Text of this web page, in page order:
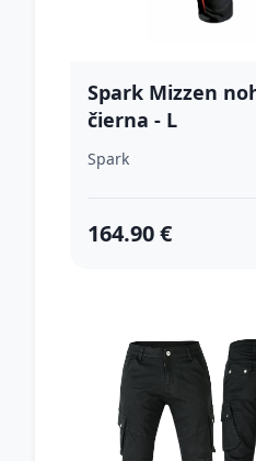
Spark Mizzen
čierna - L
Spark
164.90 €